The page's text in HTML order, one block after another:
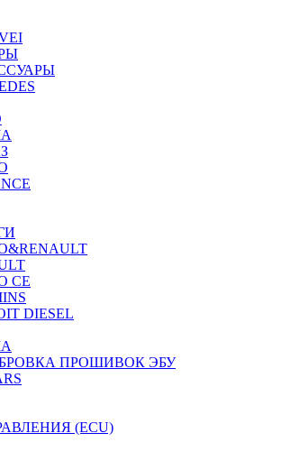
CE
DIESEL
ПРОШИВОК ЭБУ
(ECU)